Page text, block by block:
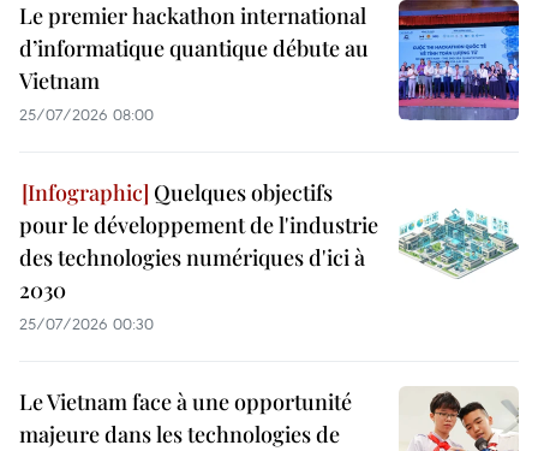
Le premier hackathon international
d’informatique quantique débute au
Vietnam
25/07/2026 08:00
Quelques objectifs
pour le développement de l'industrie
des technologies numériques d'ici à
2030
25/07/2026 00:30
Le Vietnam face à une opportunité
majeure dans les technologies de